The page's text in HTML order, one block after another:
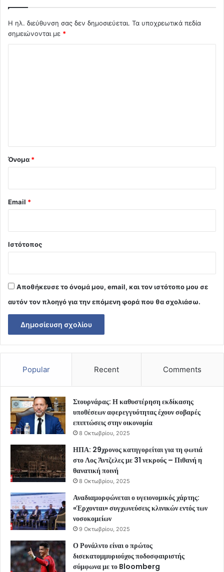
Η ηλ. διεύθυνση σας δεν δημοσιεύεται. Τα υποχρεωτικά πεδία
σημειώνονται με *
Όνομα *
Email *
Ιστότοπος
Αποθήκευσε το όνομά μου, email, και τον ιστότοπο μου σε
αυτόν τον πλοηγό για την επόμενη φορά που θα σχολιάσω.
Popular Recent Comments
Στουρνάρας: Η καθυστέρηση εκδίκασης
υποθέσεων αφερεγγυότητας έχουν σοβαρές
επιπτώσεις στην οικονομία
8 Οκτωβρίου, 2025
ΗΠΑ: 29χρονος κατηγορείται για τη φωτιά
στο Λος Άντζελες με 31 νεκρούς – Πιθανή η
θανατική ποινή
8 Οκτωβρίου, 2025
Αναδιαμορφώνεται ο υγειονομικός χάρτης:
«Έρχονται» συγχωνεύσεις κλινικών εντός των
νοσοκομείων
9 Οκτωβρίου, 2025
Ο Ρονάλντο είναι ο πρώτος
δισεκατομμυριούχος ποδοσφαιριστής
σύμφωνα με το Bloomberg